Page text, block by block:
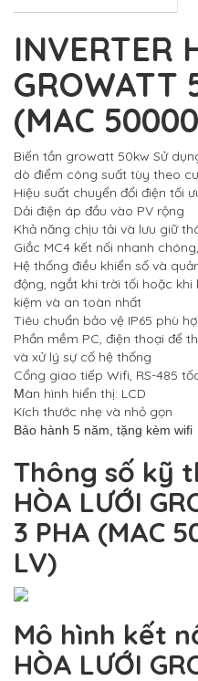
INVERTER
GROWATT
(MAC
Biến tần growatt 50kw Sử
dò điểm công suất tùy theo
Hiệu suất chuyển đổi điện tối
Dải điện áp đầu vào PV rộng
Khả năng chịu tải và lưu giữ
Giắc MC4 kết nối nhanh
Hệ thống điều khiển số và
động, ngắt khi trời tối hoặc
kiệm và an toàn nhất
Tiêu chuẩn bảo vệ IP65 phù
Phần mềm PC, điện thoại để
và xử lý sự cố hệ thống
Cổng giao tiếp Wifi, RS-485
Màn hình hiển thị: LCD
Kích thước nhẹ và nhỏ gọn
Bảo hành 5 năm, tặng kèm wifi
Thông số kỹ
HÒA LƯỚI
3 PHA (MAC
LV)
Mô hình kết
HÒA LƯỚI